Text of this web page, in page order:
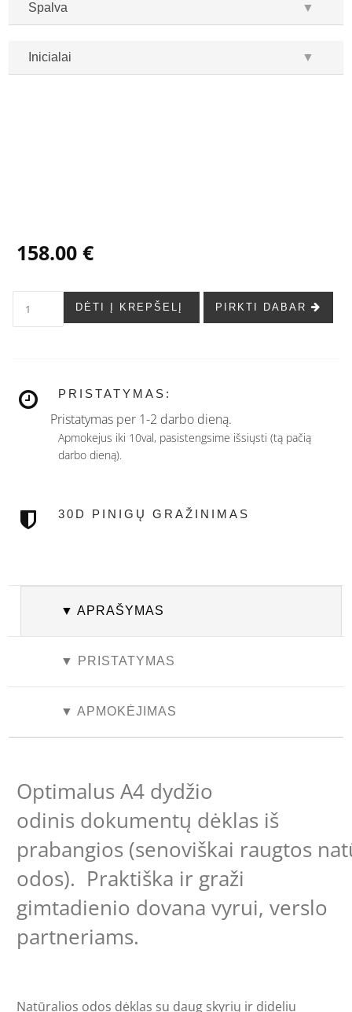
Spalva ▼
Inicialai ▼
158.00 €
DĖTI Į KREPŠELĮ PIRKTI DABAR
PRISTATYMAS:
Pristatymas per 1-2 darbo dieną.
Apmokejus iki 10val, pasistengsime išsiųsti (tą pačią
darbo dieną).
30D PINIGŲ GRAŽINIMAS
▼ APRAŠYMAS
▼ PRISTATYMAS
▼ APMOKĖJIMAS
Optimalus A4 dydžio
odinis dokumentų dėklas iš
prabangios (senoviškai raugtos
odos). Praktiška ir graži
gimtadienio dovana vyrui, verslo
partneriams.
Natūralios odos dėklas su daug skyrių ir dideliu